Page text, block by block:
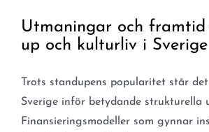
Utmaningar och
up och kulturliv i Sverige
Trots standupens popularitet står
Sverige inför betydande strukturella
Finansieringsmodeller som gynnar